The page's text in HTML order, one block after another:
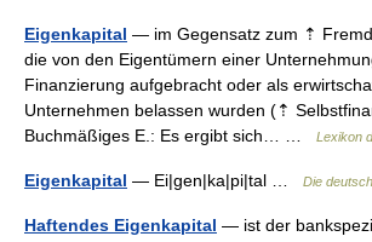
Eigenkapital — im Gegensatz zum ⇡
die von den Eigentümern einer
Finanzierung aufgebracht oder als
Unternehmen belassen wurden (⇡
Buchmäßiges E.: Es ergibt sich… …
Lexikon
Eigenkapital — Ei|gen|ka|pi|tal … Die
Haftendes Eigenkapital — ist der